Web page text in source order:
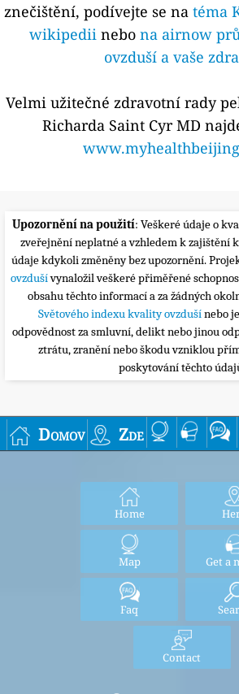
znečištění, podívejte se na téma
wikipedii nebo na airnow
ovzduší a vaše
Velmi užitečné zdravotní rady
Richarda Saint Cyr MD
Upozornění na použití: Veškeré údaje o
zveřejnění neplatné a vzhledem k zajištění
údaje kdykoli změněny bez upozornění.
ovzdušívynaložil veškeré přiměřené
obsahu těchto informací a za žádných
Světového indexu kvality ovzdušínebo
odpovědnost za smluvní, delikt nebo jinou
ztrátu, zranění nebo škodu vzniklou
poskytování těchto
Domov Zde
Home
Map Get a
Faq
Contact